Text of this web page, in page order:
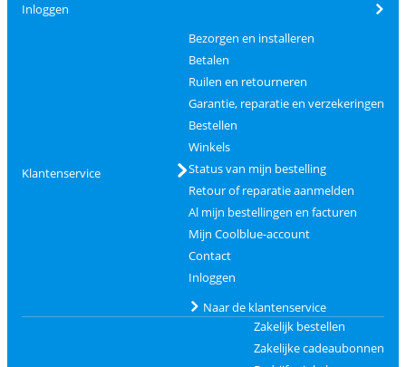
Inloggen
Klantenservice
Bezorgen en installeren
Betalen
Ruilen en retourneren
Garantie, reparatie en verzekeringen
Bestellen
Winkels
Status van mijn bestelling
Retour of reparatie aanmelden
Al mijn bestellingen en facturen
Mijn Coolblue-account
Contact
Inloggen
Naar de klantenservice
Zakelijk bestellen
Zakelijke cadeaubonnen